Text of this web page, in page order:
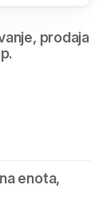
prodaja
enota,